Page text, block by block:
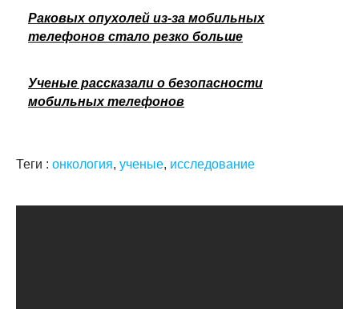
Раковых опухолей из-за мобильных
телефонов стало резко больше
Ученые рассказали о безопасности
мобильных телефонов
Теги : онкология, ученые, исследование